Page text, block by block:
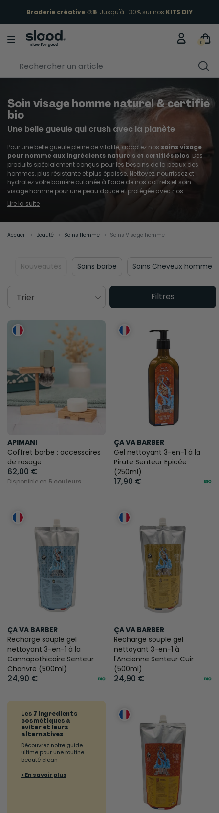
ÉCLIPSE 12 AOÛT Je fonce
0
Soin visage homme naturel & certifié
bio
Une belle gueule qui crush avec la planète
Pour une belle gueule pleine de vitalité, adoptez nos soins visage
pour homme aux ingrédients naturels et certifiés bios. Des
produits spécialement conçus pour les besoins de la peaux des
hommes, plus résistante et plus épaisse. Nettoyez, nourrissez et
hydratez votre barrière cutanée à l’aide de nos coffrets et soin
visage homme pour une peau douce et protégée avec nos
marques comme Bivouak, Sapiens ou Monsieur Barbier.
Lire la suite
Accueil Beauté Soins Homme Soins Visage homme
Nouveautés Soins barbe Soins Cheveux homme
Filtres
Trier
APIMANI
Coffret barbe : accessoires
de rasage
62,00 €
Disponible en 5 couleurs
ÇA VA BARBER
Gel nettoyant 3-en-1 à la
Pirate Senteur Epicée
(250ml)
17,90 €
ÇA VA BARBER
Recharge souple gel
nettoyant 3-en-1 à la
Cannapothicaire Senteur
Chanvre (500ml)
24,90 €
ÇA VA BARBER
Recharge souple gel
nettoyant 3-en-1 à
l'Ancienne Senteur Cuir
(500ml)
24,90 €
Les 7 ingrédients
cosmétiques à
éviter et leurs
alternatives
Découvrez notre guide
ultime pour une routine
beauté clean
> En savoir plus